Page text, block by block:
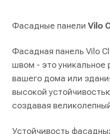
Фасадные панели Vilo
Фасадная панель Vilo
швом - это уникальное
вашего дома или
высокой
создавая
Устойчивость